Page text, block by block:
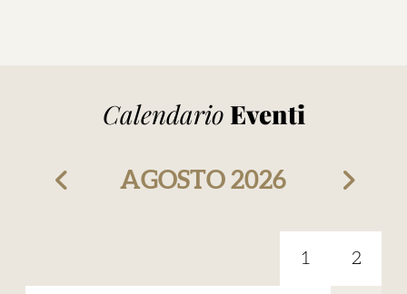
CalendarioEventi
AGOSTO 2026
1 2